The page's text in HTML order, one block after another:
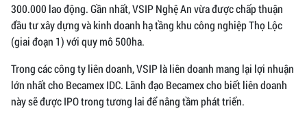
300.000 lao động. Gần nhất, VSIP Nghệ An vừa được chấp thuận
đầu tư xây dựng và kinh doanh hạ tầng khu công nghiệp Thọ Lộc
(giai đoạn 1) với quy mô 500ha.
Trong các công ty liên doanh, VSIP là liên doanh mang lại lợi nhuận
lớn nhất cho Becamex IDC. Lãnh đạo Becamex cho biết liên doanh
này sẽ được IPO trong tương lai để nâng tầm phát triển.